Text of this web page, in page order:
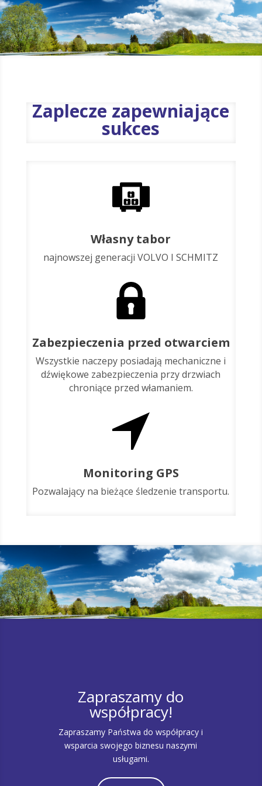
Zaplecze zapewniające
sukces
Własny tabor
najnowszej generacji VOLVO I SCHMITZ
Zabezpieczenia przed otwarciem
Wszystkie naczepy posiadają mechaniczne i
dźwiękowe zabezpieczenia przy drzwiach
chroniące przed włamaniem.
Monitoring GPS
Pozwalający na bieżące śledzenie transportu.
Zapraszamy do
współpracy!
Zapraszamy Państwa do współpracy i
wsparcia swojego biznesu naszymi
usługami.